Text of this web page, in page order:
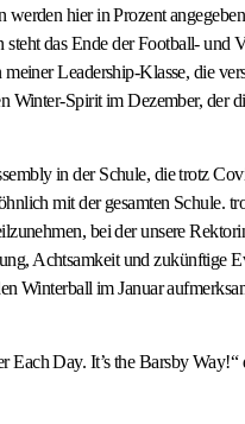
hier in Prozent
das Ende der Football- und
Leadership-Klasse, die
Winter-Spirit im Dezember, der
in der Schule, die trotz
mit der gesamten Schule.
bei der unsere
Achtsamkeit und zukünftige
Winterball im Januar
Day. It’s the Barsby Way!“